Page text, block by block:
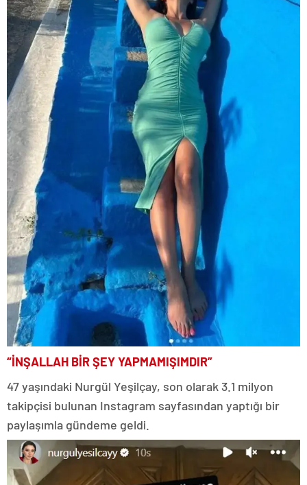
“İNŞALLAH BİR ŞEY YAPMAMIŞIMDIR”
47 yaşındaki Nurgül Yeşilçay, son olarak 3.1 milyon
takipçisi bulunan Instagram sayfasından yaptığı bir
paylaşımla gündeme geldi.